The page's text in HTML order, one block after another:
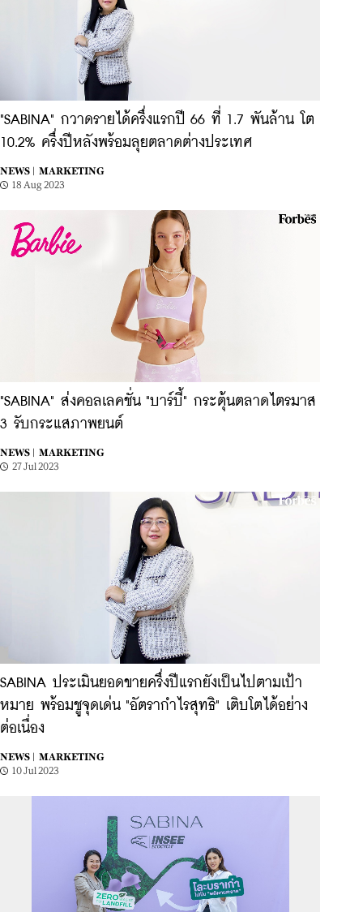
"SABINA" กวาดรายได้ครึ่งแรกปี 66 ที่ 1.7 พันล้าน โต
10.2% ครึ่งปีหลังพร้อมลุยตลาดต่างประเทศ
NEWS |
MARKETING
18 Aug 2023
"SABINA" ส่งคอลเลคชั่น "บาร์บี้" กระตุ้นตลาดไตรมาส
3 รับกระแสภาพยนต์
NEWS |
MARKETING
27 Jul 2023
SABINA ประเมินยอดขายครึ่งปีแรกยังเป็นไปตามเป้า
หมาย พร้อมชูจุดเด่น "อัตรากำไรสุทธิ" เติบโตได้อย่าง
ต่อเนื่อง
NEWS |
MARKETING
10 Jul 2023